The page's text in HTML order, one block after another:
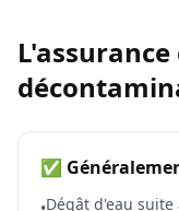
✅
Dégât d'eau